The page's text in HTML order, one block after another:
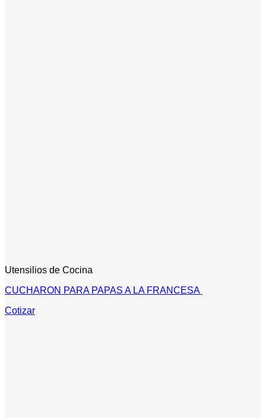
Utensilios de Cocina
CUCHARON PARA PAPAS A LA FRANCESA
Cotizar